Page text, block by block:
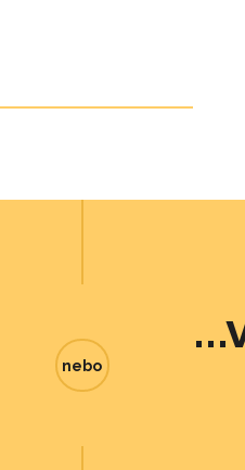
nebo